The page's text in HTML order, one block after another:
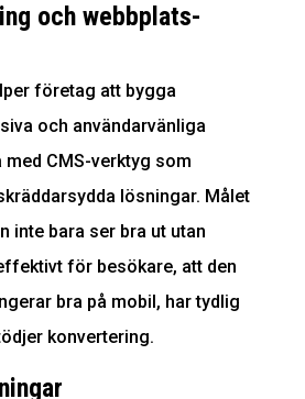
och webbplats­
företag att bygga
och användarvänliga
CMS-verktyg som
lösningar. Målet
inte bara ser bra ut utan
för besökare, att den
bra på mobil, har tydlig
konvertering.